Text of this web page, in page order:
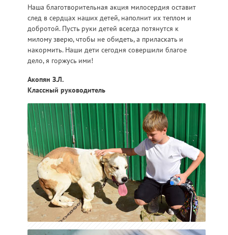
Наша благотворительная акция милосердия оставит
след в сердцах наших детей, наполнит их теплом и
добротой. Пусть руки детей всегда потянутся к
милому зверю, чтобы не обидеть, а приласкать и
накормить. Наши дети сегодня совершили благое
дело, я горжусь ими!
Акопян З.Л.
Классный руководитель